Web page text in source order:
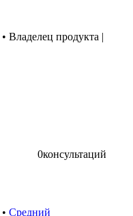
• Владелец продукта |
0консультаций
• Средний